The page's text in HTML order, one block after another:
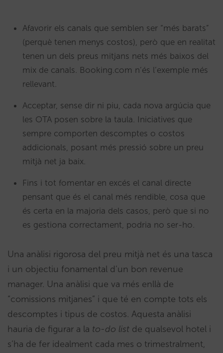
Afavorir els canals que semblen ser “més barats”
(perquè tenen menys costos), però que en realitat
tenen un dels preus mitjans nets més baixos del
mix de canals. Booking.com n’és l’exemple més
rellevant.
Acceptar, sense dir ni piu, cada nova argúcia que
les OTA posen sobre la taula. Iniciatives que
sempre comporten descomptes o costos
addicionals, posant més pressió sobre un preu
mitjà net ja baix.
Fins i tot fomentar en excés el canal directe
pensant que és el canal més rendible, cosa que
és certa en la majoria dels casos, però que si no
es gestiona correctament, podria no ser-ho.
Una anàlisi rigorosa del preu mitjà net és una tasca
i un objectiu fonamental d’un bon revenue
manager. Una anàlisi que va més enllà de
“comissions mitjanes” i que té en compte tots els
descomptes i tipus de costos. Aquesta anàlisi
hauria de figurar a la to-do list de qualsevol hotel i
s’ha de fer idealment cada mes o trimestralment,